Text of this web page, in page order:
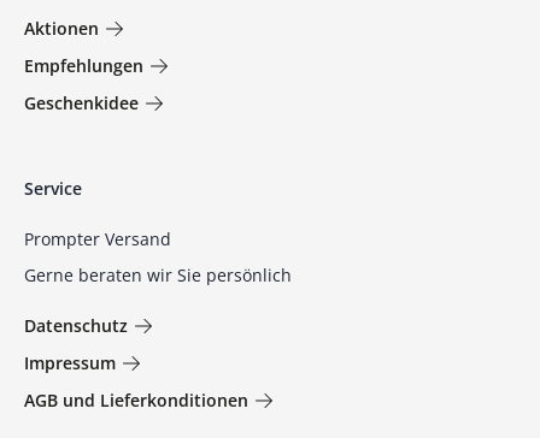
Aktionen
Empfehlungen
Geschenkidee
Service
Prompter Versand
Gerne beraten wir Sie persönlich
Datenschutz
Impressum
AGB und Lieferkonditionen